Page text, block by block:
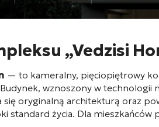
„Vedzisi
— to kameralny, pięciopiętrowy
wznoszony w
się oryginalną architekturą oraz
standard życia. Dla